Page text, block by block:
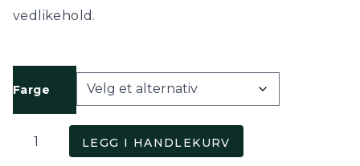
vedlikehold.
Farge
Henshaw,
sidebord/nattbord
LEGG I HANDLEKURV